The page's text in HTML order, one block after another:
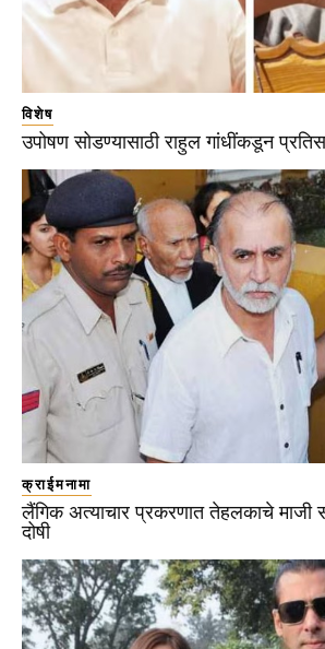
विशेष
उपोषण सोडण्यासाठी राहुल गांधींकडून
क्राईमनामा
लैंगिक अत्याचार प्रकरणात तेहलकाचे
दोषी